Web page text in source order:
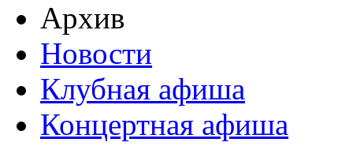
Архив
Новости
Клубная афиша
Концертная афиша